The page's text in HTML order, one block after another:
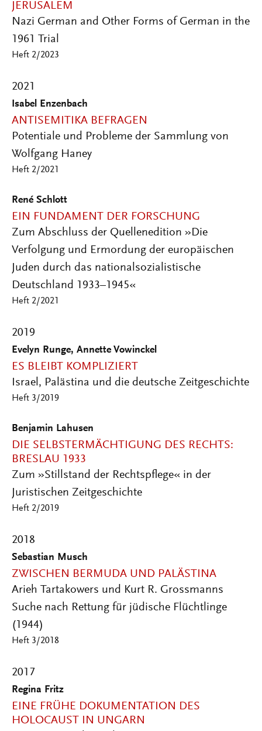
JERUSALEM
Nazi German and Other Forms of German in the
1961 Trial
Heft 2/2023
2021
Isabel Enzenbach
ANTISEMITIKA BEFRAGEN
Potentiale und Probleme der Sammlung von
Wolfgang Haney
Heft 2/2021
René Schlott
EIN FUNDAMENT DER FORSCHUNG
Zum Abschluss der Quellenedition »Die
Verfolgung und Ermordung der europäischen
Juden durch das nationalsozialistische
Deutschland 1933–1945«
Heft 2/2021
2019
Evelyn Runge, Annette Vowinckel
ES BLEIBT KOMPLIZIERT
Israel, Palästina und die deutsche Zeitgeschichte
Heft 3/2019
Benjamin Lahusen
DIE SELBSTERMÄCHTIGUNG DES RECHTS:
BRESLAU 1933
Zum »Stillstand der Rechtspflege« in der
Juristischen Zeitgeschichte
Heft 2/2019
2018
Sebastian Musch
ZWISCHEN BERMUDA UND PALÄSTINA
Arieh Tartakowers und Kurt R. Grossmanns
Suche nach Rettung für jüdische Flüchtlinge
(1944)
Heft 3/2018
2017
Regina Fritz
EINE FRÜHE DOKUMENTATION DES
HOLOCAUST IN UNGARN